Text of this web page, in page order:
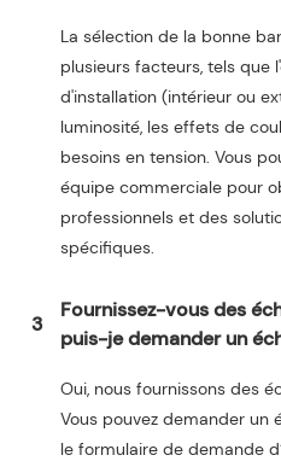
La sélection de la bonne
plusieurs facteurs, tels que
d'installation (intérieur ou
luminosité, les effets de
besoins en tension. Vous
équipe commerciale pour
professionnels et des
spécifiques.
3
Fournissez-vous des
puis-je demander un
Oui, nous fournissons des
Vous pouvez demander un
le formulaire de demande